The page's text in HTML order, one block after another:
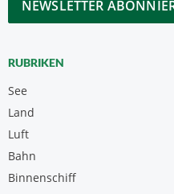
RUBRIKEN
See
Land
Luft
Bahn
Binnenschiff